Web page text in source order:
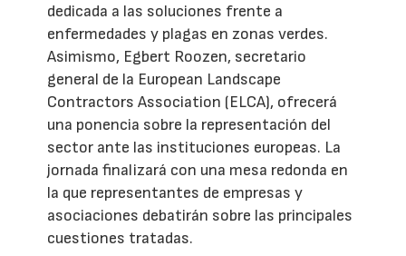
dedicada a las soluciones frente a
enfermedades y plagas en zonas verdes.
Asimismo, Egbert Roozen, secretario
general de la European Landscape
Contractors Association (ELCA), ofrecerá
una ponencia sobre la representación del
sector ante las instituciones europeas. La
jornada finalizará con una mesa redonda en
la que representantes de empresas y
asociaciones debatirán sobre las principales
cuestiones tratadas.